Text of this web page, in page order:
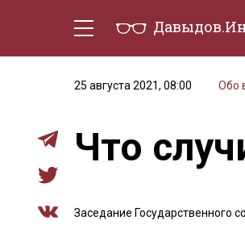
25 августа 2021, 08:00
Обо
Что
Заседание Государственного